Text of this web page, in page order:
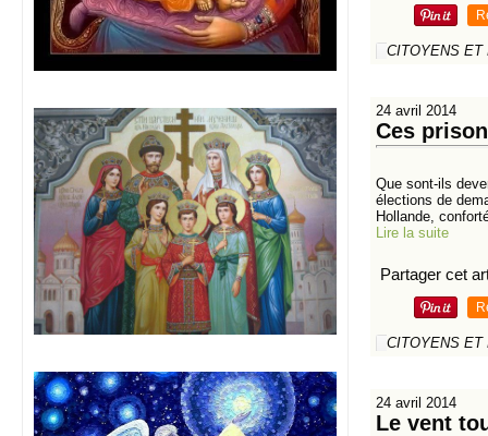
CITOYENS ET
24 avril 2014
Ces
Que sont-ils
élections de
Hollande,
Lire la suite
Partager cet
CITOYENS ET
24 avril 2014
Le vent